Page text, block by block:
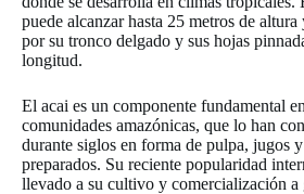
puede alcanzar hasta 25 metros de altura
por su tronco delgado y sus hojas
longitud.
El acai es un componente fundamental
comunidades amazónicas, que lo han
durante siglos en forma de pulpa, jugos
preparados. Su reciente popularidad
llevado a su cultivo y comercialización a